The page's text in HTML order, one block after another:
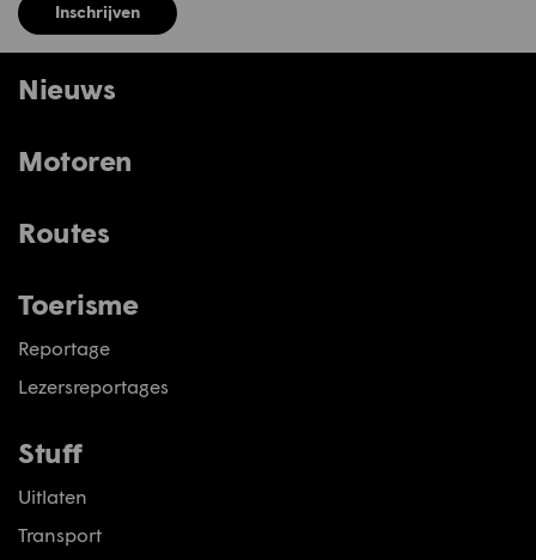
Inschrijven
Nieuws
Motoren
Routes
Toerisme
Reportage
Lezersreportages
Stuff
Uitlaten
Transport